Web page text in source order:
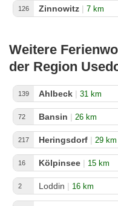
126 Zinnowitz | 7 km
Weitere
der Region
139 Ahlbeck | 31 km
72 Bansin | 26 km
217 Heringsdorf | 29 km
16 Kölpinsee | 15 km
2 Loddin | 16 km